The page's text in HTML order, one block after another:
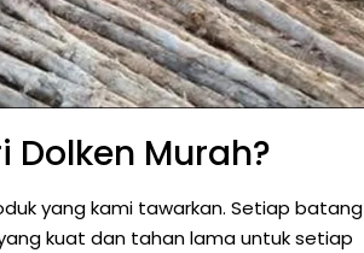
Dolken Murah?
yang kami tawarkan. Setiap batang
kuat dan tahan lama untuk setiap